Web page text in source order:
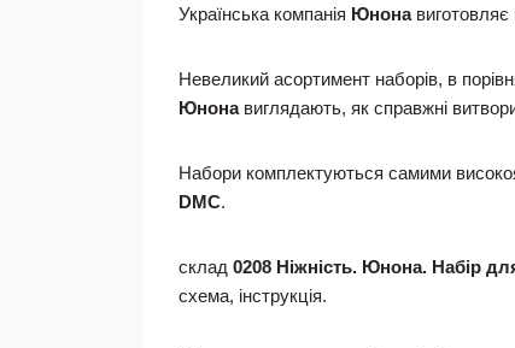
Українська компанія Юнонавиготовляє
Невеликий асортимент наборів, в
Юнонавиглядають, як справжні
Набори комплектуються самими
DMC.
склад 0208 Ніжність. Юнона. Набір
схема, інструкція.